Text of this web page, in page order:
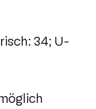
34; U-